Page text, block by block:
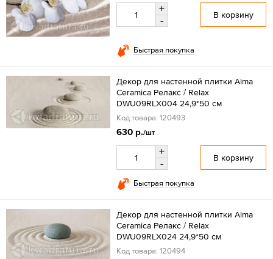
+
-
В корзину
Быстрая покупка
Декор для настенной плитки Alma
Ceramica Релакс / Relax
DWU09RLX004 24,9*50 см
Код товара: 120493
630 р./шт
+
-
В корзину
Быстрая покупка
Декор для настенной плитки Alma
Ceramica Релакс / Relax
DWU09RLX024 24,9*50 см
Код товара: 120494